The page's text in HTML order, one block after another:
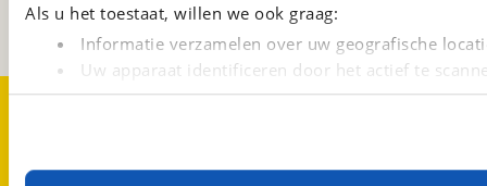
Als u het toestaat, willen we ook graag:
Informatie verzamelen over uw geografische
Uw apparaat identificeren door het actief te
Lees meer over hoe uw persoonlijke gegevens worden
Met cookies en vergelijkbare technieken zorgen we
Een initiatief van
Over viaBOVAG.nlDisclaimer- en Privacyverklaring